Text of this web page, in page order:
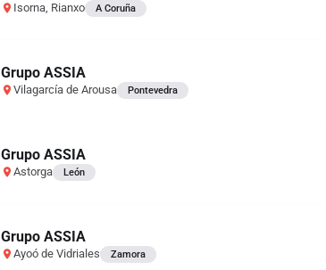
Isorna, Rianxo A Coruña
Grupo ASSIA
Vilagarcía de Arousa Pontevedra
Grupo ASSIA
Astorga León
Grupo ASSIA
Ayoó de Vidriales Zamora